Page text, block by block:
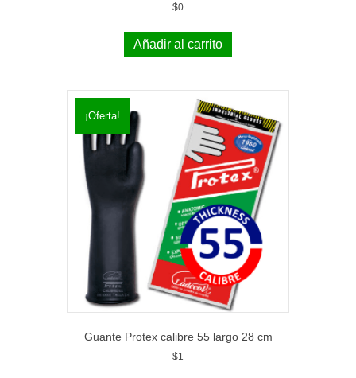
$0
Añadir al carrito
¡Oferta!
Guante Protex calibre 55 largo 28 cm
$1